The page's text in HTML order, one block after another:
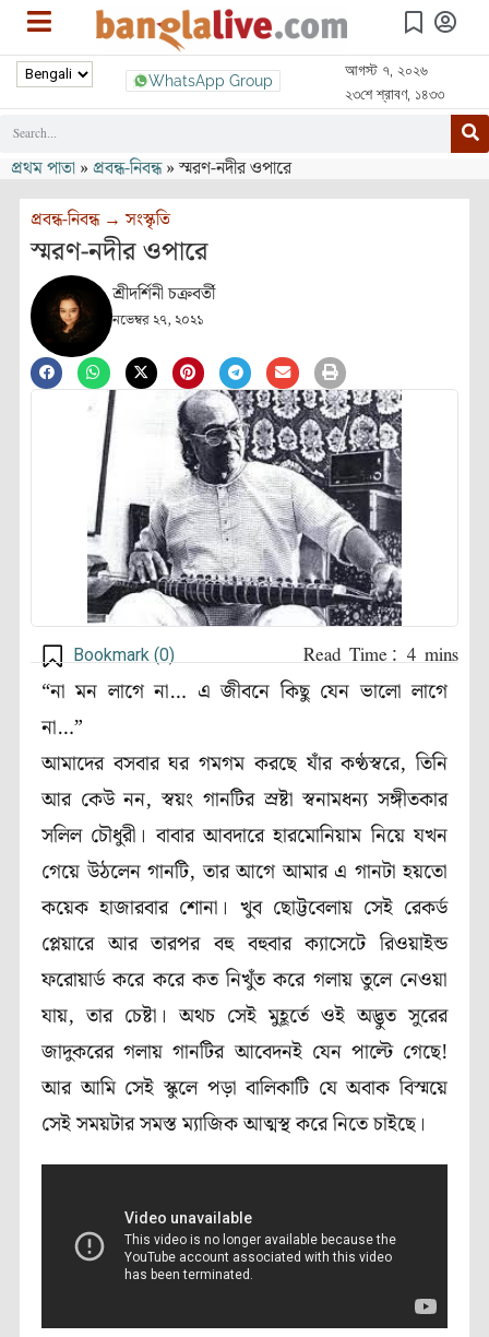
WhatsApp Group
আগস্ট ৭, ২০২৬
২৩শে শ্রাবণ, ১৪৩৩
প্রথম পাতা »প্রবন্ধ-নিবন্ধ»স্মরণ-নদীর ওপারে
প্রবন্ধ-নিবন্ধ→সংস্কৃতি
স্মরণ-নদীর ওপারে
শ্রীদর্শিনী চক্রবর্তী
নভেম্বর ২৭, ২০২১
Bookmark (0)
“না মন লাগে না… এ জীবনে কিছু যেন ভালো লাগে
না…”
আমাদের বসবার ঘর গমগম করছে যাঁর কণ্ঠস্বরে, তিনি
আর কেউ নন, স্বয়ং গানটির স্রষ্টা স্বনামধন্য সঙ্গীতকার
সলিল চৌধুরী। বাবার আবদারে হারমোনিয়াম নিয়ে যখন
গেয়ে উঠলেন গানটি, তার আগে আমার এ গানটা হয়তো
কয়েক হাজারবার শোনা। খুব ছোট্টবেলায় সেই রেকর্ড
প্লেয়ারে আর তারপর বহু বহুবার ক্যাসেটে রিওয়াইন্ড
ফরোয়ার্ড করে করে কত নিখুঁত করে গলায় তুলে নেওয়া
যায়, তার চেষ্টা। অথচ সেই মুহূর্তে ওই অদ্ভুত সুরের
জাদুকরের গলায় গানটির আবেদনই যেন পাল্টে গেছে!
আর আমি সেই স্কুলে পড়া বালিকাটি যে অবাক বিস্ময়ে
সেই সময়টার সমস্ত ম্যাজিক আত্মস্থ করে নিতে চাইছে।